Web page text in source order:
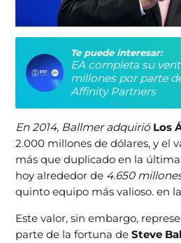
Te puede interesar:
EA completa su
millones por parte
Affinity Partners
En 2014, Ballmer adquirió Los
2.000 millones de dólares, y el
más que duplicado en la
hoy alrededor de 4.650
quinto equipo más valioso. en la
Este valor, sin embargo,
parte de la fortuna deSteve